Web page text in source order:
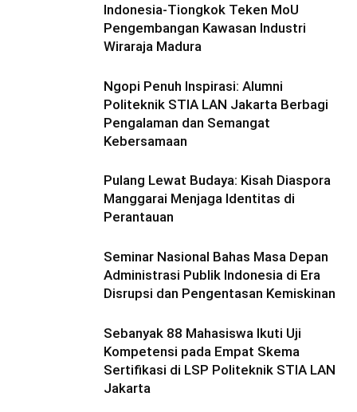
Indonesia-Tiongkok Teken MoU
Pengembangan Kawasan Industri
Wiraraja Madura
Ngopi Penuh Inspirasi: Alumni
Politeknik STIA LAN Jakarta Berbagi
Pengalaman dan Semangat
Kebersamaan
Pulang Lewat Budaya: Kisah Diaspora
Manggarai Menjaga Identitas di
Perantauan
Seminar Nasional Bahas Masa Depan
Administrasi Publik Indonesia di Era
Disrupsi dan Pengentasan Kemiskinan
Sebanyak 88 Mahasiswa Ikuti Uji
Kompetensi pada Empat Skema
Sertifikasi di LSP Politeknik STIA LAN
Jakarta